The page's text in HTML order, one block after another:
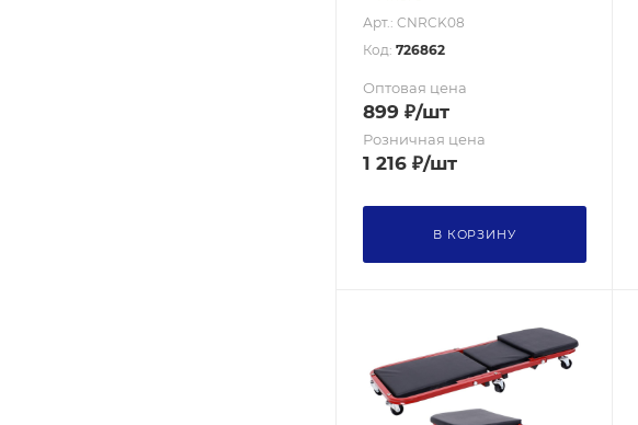
Арт.: CNRCK08
Код: 726862
Оптовая цена
899 ₽/шт
Розничная цена
1 216 ₽/шт
В КОРЗИНУ